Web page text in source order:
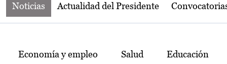
Noticias Actualidad del Presidente
Temas
Economía y empleo Salud Educación